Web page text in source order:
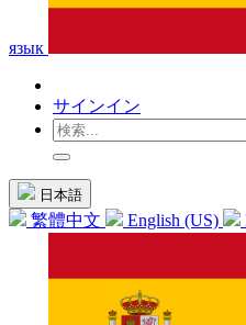
язык
サインイン
日本語
繁體中文 English (US)